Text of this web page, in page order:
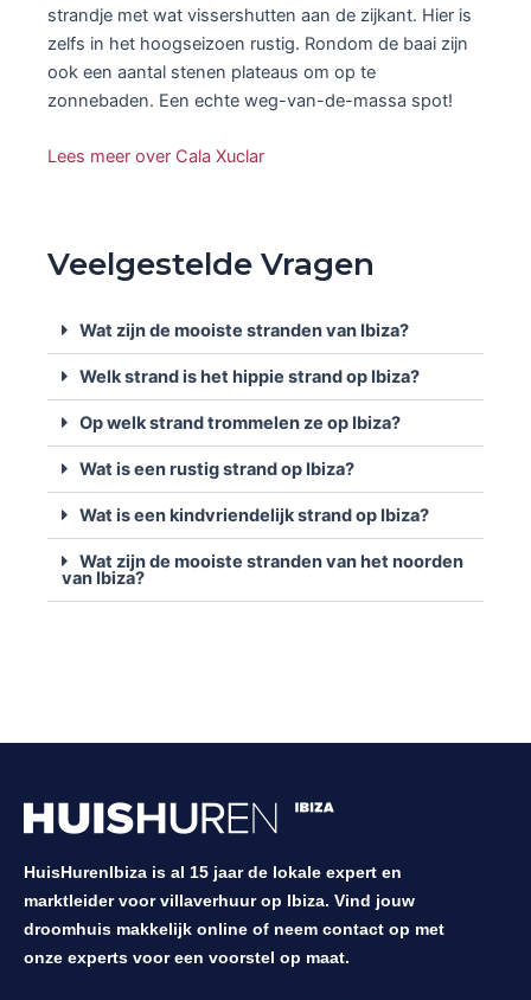
strandje met wat vissershutten aan de zijkant. Hier is
zelfs in het hoogseizoen rustig. Rondom de baai zijn
ook een aantal stenen plateaus om op te
zonnebaden. Een echte weg-van-de-massa spot!
Lees meer over Cala Xuclar
Veelgestelde Vragen
Wat zijn de mooiste stranden van Ibiza?
Welk strand is het hippie strand op Ibiza?
Op welk strand trommelen ze op Ibiza?
Wat is een rustig strand op Ibiza?
Wat is een kindvriendelijk strand op Ibiza?
Wat zijn de mooiste stranden van het noorden
van Ibiza?
HuisHurenIbiza is al 15 jaar de lokale expert en
marktleider voor villaverhuur op Ibiza. Vind jouw
droomhuis makkelijk online of neem contact op met
onze experts voor een voorstel op maat.